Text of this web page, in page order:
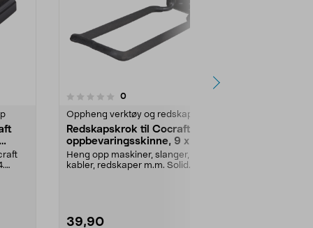
0anmeldelser
Oppheng verktøy og redskap
Redskapskrok til Cocraft
oppbevaringsskinne, 9 x 24
cm
Heng opp maskiner, slanger,
kabler, redskaper m.m. Solid
39,90
5.0av 5 stjerner